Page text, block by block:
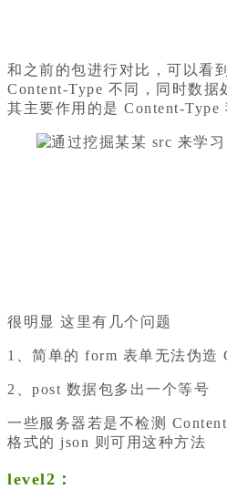
和之前的包进行对比，可以看
Content-Type 不同，同时数据
其主要作用的是 Content-Type
很明显 这里有几个问题
1、简单的 form 表单无法伪造
2、post 数据包多出一个等号
一些服务器若是不检测
格式的 json 则可用这种方法
level2：